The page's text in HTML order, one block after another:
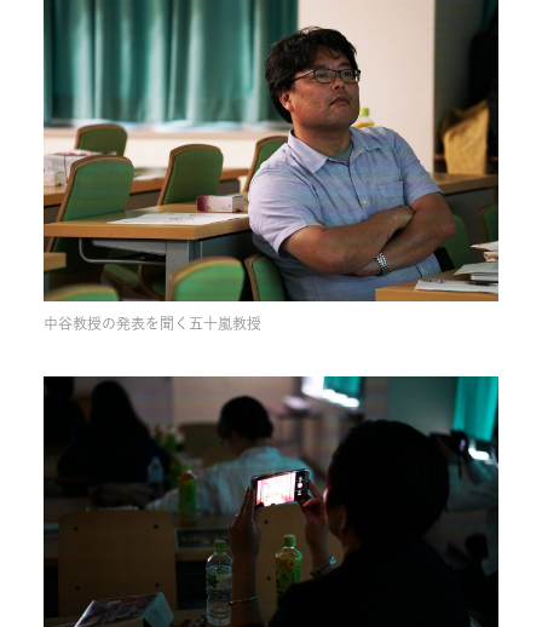
中谷教授の発表を聞く五十嵐教授